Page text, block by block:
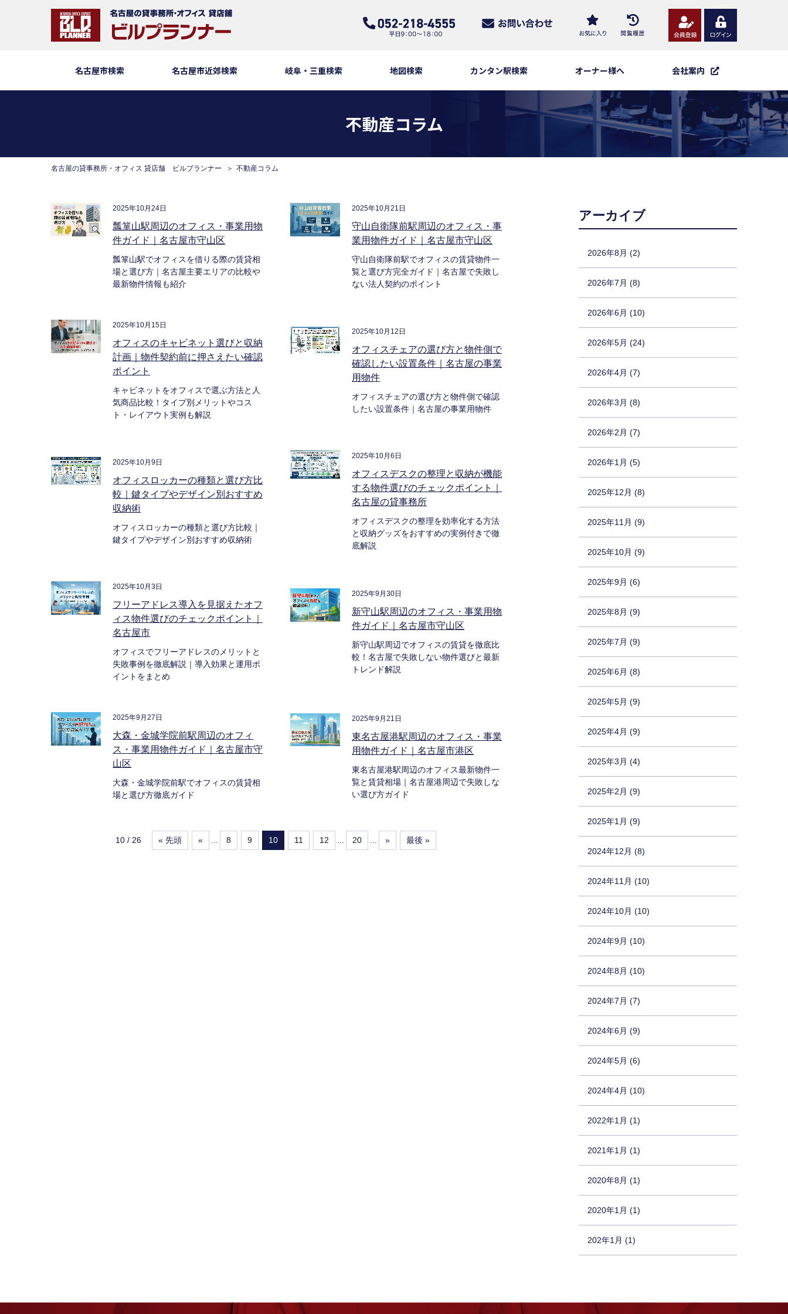
名古屋市検索 名古屋市近郊検索 岐阜・三重検索 地図検索 カンタン駅検索 オーナー様へ 会社案内
不動産コラム
名古屋の貸事務所・オフィス 貸店舗 ビルプランナー 不動産コラム
2025年10月24日
瓢箪山駅周辺のオフィス・事業用物
件ガイド｜名古屋市守山区
瓢箪山駅でオフィスを借りる際の賃貸相
場と選び方｜名古屋主要エリアの比較や
最新物件情報も紹介
2025年10月21日
守山自衛隊前駅周辺のオフィス・事
業用物件ガイド｜名古屋市守山区
守山自衛隊前駅でオフィスの賃貸物件一
覧と選び方完全ガイド｜名古屋で失敗し
ない法人契約のポイント
2025年10月15日
オフィスのキャビネット選びと収納
計画｜物件契約前に押さえたい確認
ポイント
キャビネットをオフィスで選ぶ方法と人
気商品比較！タイプ別メリットやコス
ト・レイアウト実例も解説
2025年10月12日
オフィスチェアの選び方と物件側で
確認したい設置条件｜名古屋の事業
用物件
オフィスチェアの選び方と物件側で確認
したい設置条件｜名古屋の事業用物件
2025年10月9日
オフィスロッカーの種類と選び方比
較｜鍵タイプやデザイン別おすすめ
収納術
オフィスロッカーの種類と選び方比較｜
鍵タイプやデザイン別おすすめ収納術
2025年10月6日
オフィスデスクの整理と収納が機能
する物件選びのチェックポイント｜
名古屋の貸事務所
オフィスデスクの整理を効率化する方法
と収納グッズをおすすめの実例付きで徹
底解説
2025年10月3日
フリーアドレス導入を見据えたオフ
ィス物件選びのチェックポイント｜
名古屋市
オフィスでフリーアドレスのメリットと
失敗事例を徹底解説｜導入効果と運用ポ
イントをまとめ
2025年9月30日
新守山駅周辺のオフィス・事業用物
件ガイド｜名古屋市守山区
新守山駅周辺でオフィスの賃貸を徹底比
較！名古屋で失敗しない物件選びと最新
トレンド解説
2025年9月27日
大森・金城学院前駅周辺のオフィ
ス・事業用物件ガイド｜名古屋市守
山区
大森・金城学院前駅でオフィスの賃貸相
場と選び方徹底ガイド
2025年9月21日
東名古屋港駅周辺のオフィス・事業
用物件ガイド｜名古屋市港区
東名古屋港駅周辺のオフィス最新物件一
覧と賃貸相場｜名古屋港周辺で失敗しな
い選び方ガイド
10 / 26 « 先頭 « 8 9 10 11 12 20 » 最後 »
アーカイブ
2026年8月 (2)
2026年7月 (8)
2026年6月 (10)
2026年5月 (24)
2026年4月 (7)
2026年3月 (8)
2026年2月 (7)
2026年1月 (5)
2025年12月 (8)
2025年11月 (9)
2025年10月 (9)
2025年9月 (6)
2025年8月 (9)
2025年7月 (9)
2025年6月 (8)
2025年5月 (9)
2025年4月 (9)
2025年3月 (4)
2025年2月 (9)
2025年1月 (9)
2024年12月 (8)
2024年11月 (10)
2024年10月 (10)
2024年9月 (10)
2024年8月 (10)
2024年7月 (7)
2024年6月 (9)
2024年5月 (6)
2024年4月 (10)
2022年1月 (1)
2021年1月 (1)
2020年8月 (1)
2020年1月 (1)
202年1月 (1)